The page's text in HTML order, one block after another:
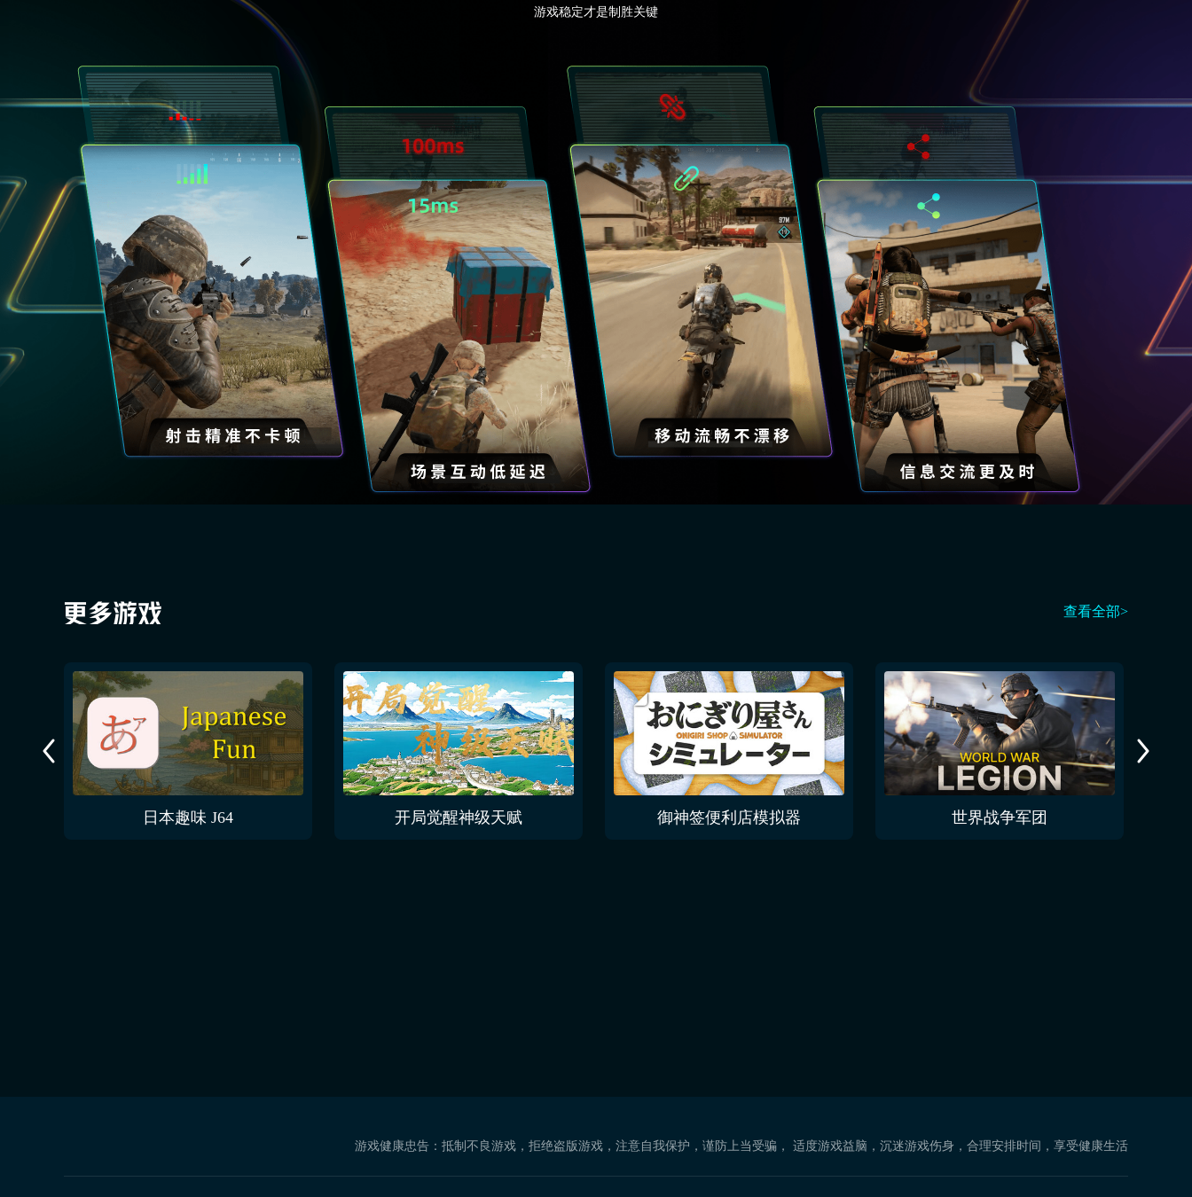
游戏稳定才是制胜关键
查看全部>
日本趣味 J64 开局觉醒神级天赋 御神签便利店模拟器 世界战争军团
游戏健康忠告：抵制不良游戏，拒绝盗版游戏，注意自我保护，谨防上当受骗， 适度游戏益脑，沉迷游戏伤身，合理安排时间，享受健康生活